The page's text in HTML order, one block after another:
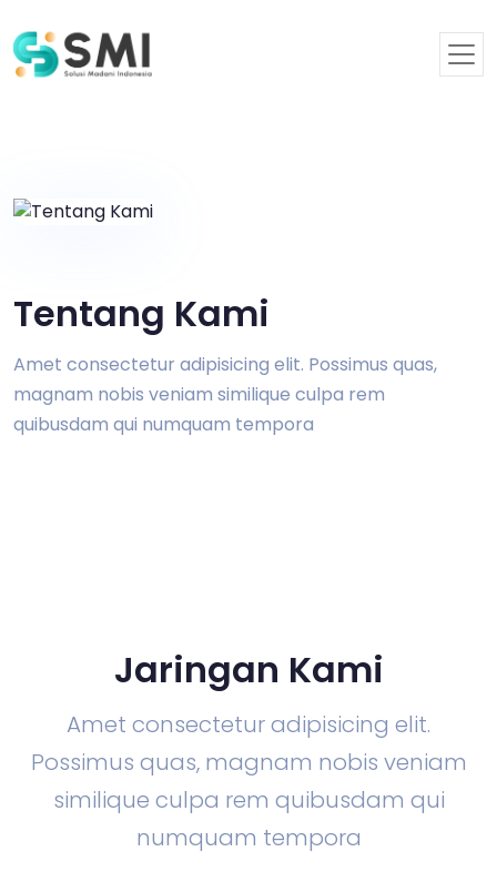
Tentang Kami
Amet consectetur adipisicing elit. Possimus quas,
magnam nobis veniam similique culpa rem
quibusdam qui numquam tempora
Jaringan Kami
Amet consectetur adipisicing elit.
Possimus quas, magnam nobis veniam
similique culpa rem quibusdam qui
numquam tempora